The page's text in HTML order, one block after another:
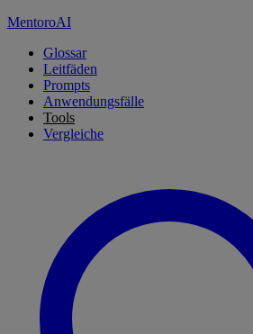
MentoroAI
Glossar
Leitfäden
Prompts
Anwendungsfälle
Tools
Vergleiche